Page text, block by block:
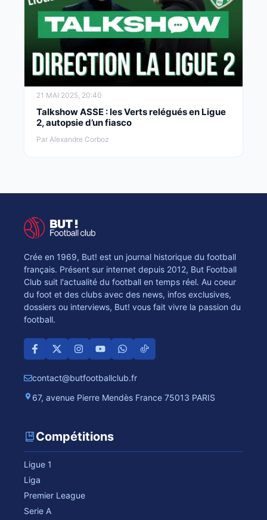
21 MAI 2025, 20:40
Talkshow ASSE : les Verts relégués en Ligue
2, autopsie d’un fiasco
Par Alexandre Corboz
Crée en 1969, But! est un journal historique du football
français. Présent sur internet depuis 2012, But Football
Club suit l'actualité du football en temps réel. Au coeur
du foot et des clubs avec des news, infos exclusives,
dossiers ou interviews, But! vous fait vivre la passion du
football.
contact@butfootballclub.fr
67, avenue Pierre Mendès France 75013 PARIS
Compétitions
Ligue 1
Liga
Premier League
Serie A